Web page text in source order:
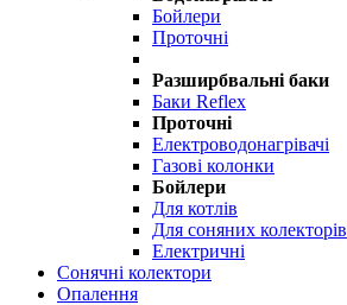
Бойлери
Проточні
Разширбвальні баки
Баки Reflex
Проточні
Електроводонагрівачі
Газові колонки
Бойлери
Для котлів
Для соняних колекторів
Електричні
Сонячні колектори
Опалення